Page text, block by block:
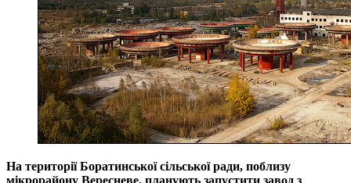
На території Боратинської сільської ради, поблизу
мікрорайону Вересневе, планують запустити завод з